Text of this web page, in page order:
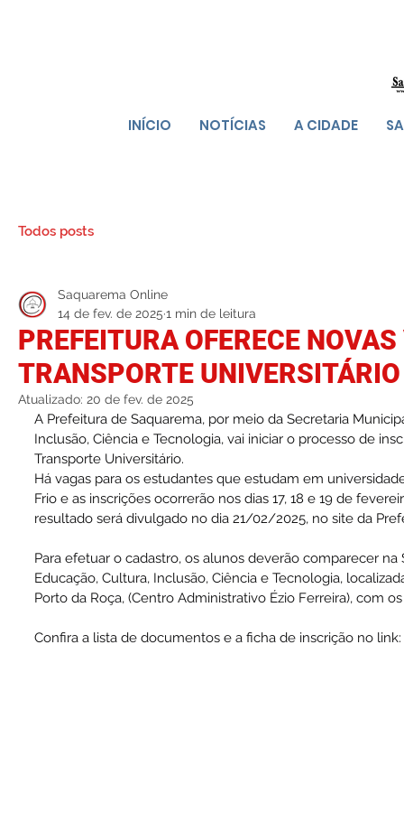
INÍCIO NOTÍCIAS A CIDADE
Todos posts
PREFEITURA OFERECE
TRANSPORTE UNIVERSITÁRIO
Saquarema Online
14 de fev. de 2025 1 min de leitura
Atualizado: 20 de fev. de 2025
A Prefeitura de Saquarema, por meio da Secretaria
Inclusão, Ciência e Tecnologia, vai iniciar o processo de
Transporte Universitário.
Há vagas para os estudantes que estudam em
Frio e as inscrições ocorrerão nos dias 17, 18 e 19 de
resultado será divulgado no dia 21/02/2025, no site da
Para efetuar o cadastro, os alunos deverão comparecer
Educação, Cultura, Inclusão, Ciência e Tecnologia,
Porto da Roça, (Centro Administrativo Ézio Ferreira), com
Confira a lista de documentos e a ficha de inscrição no link: